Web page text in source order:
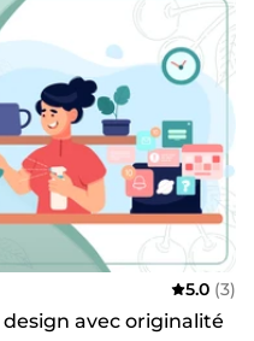
5.0 (3)
design avec originalité